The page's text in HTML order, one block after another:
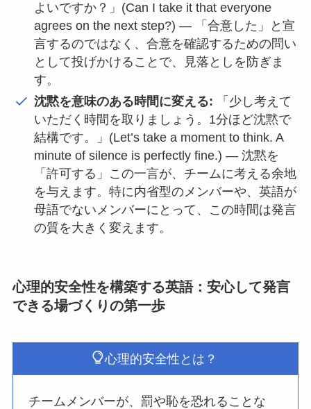
よいですか？」(Can I take it that everyone
agrees on the next step?) — 「合意した」と宣
言するのではなく、合意を確認するための問い
として投げかけることで、見落としを防ぎま
す。
沈黙を意味のある時間に変える: 「少し考えて
いただく時間を取りましょう。1分ほど沈黙で
結構です。」(Let’s take a moment to think. A
minute of silence is perfectly fine.) — 沈黙を
「許可する」この一言が、チームに考える余地
を与えます。特に内省型のメンバーや、英語が
母語でないメンバーにとって、この時間は発言
の質を大きく変えます。
心理的安全性を構築する英語：安心して発言
できる場づくりの第一歩
心理的安全性とは？
チームメンバーが、罰や恥を恐れることな